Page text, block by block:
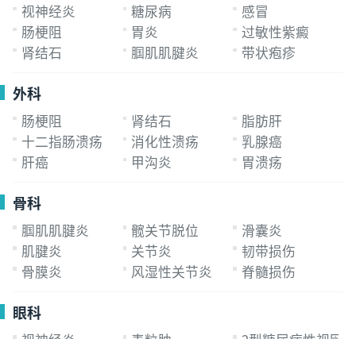
视神经炎 糖尿病
感冒
肠梗阻
胃炎
过敏性紫癜
肾结石
腘肌肌腱炎 带状疱疹
外科
肠梗阻 肾结石
脂肪肝
十二指肠溃疡
消化性溃疡
乳腺癌
肝癌
甲沟炎 胃溃疡
骨科
腘肌肌腱炎 髋关节脱位
滑囊炎
肌腱炎
关节炎
韧带损伤
骨膜炎
风湿性关节炎 脊髓损伤
眼科